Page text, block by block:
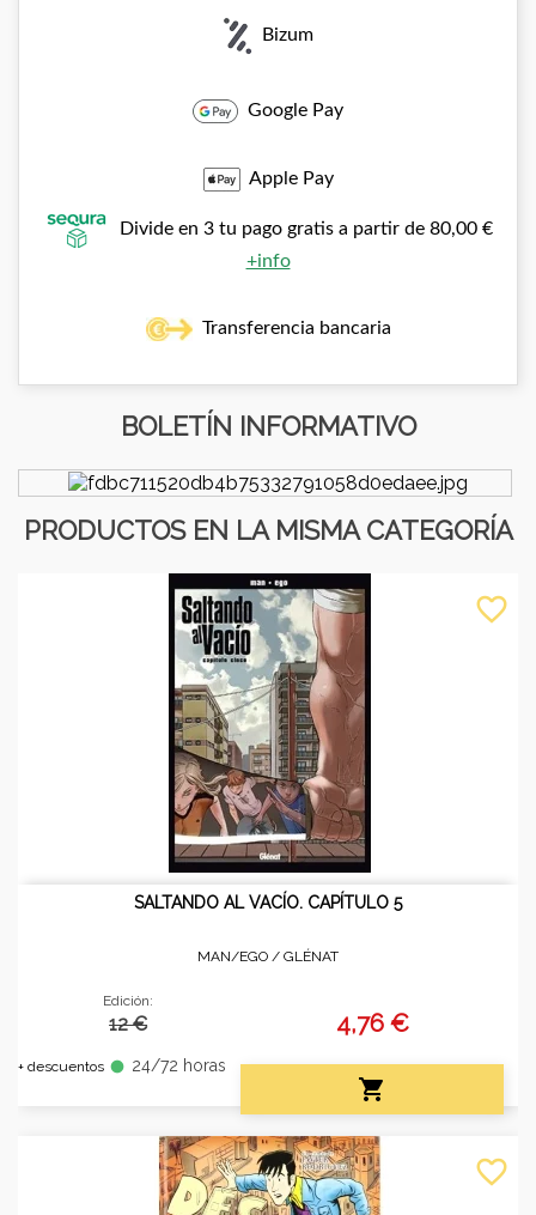
Bizum
Google Pay
Apple Pay
Divide en 3 tu pago gratis a partir de 80,00 €
+info
Transferencia bancaria
BOLETÍN INFORMATIVO
PRODUCTOS EN LA MISMA CATEGORÍA
SALTANDO AL VACÍO. CAPÍTULO 5
MAN/EGO / GLÉNAT
Edición:
12 €
+ descuentos fiber_manual_record 24/72 horas
4,76 €

favorite_border
favorite_border